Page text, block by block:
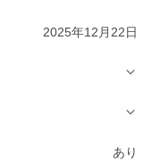
2025年12月22日
あり